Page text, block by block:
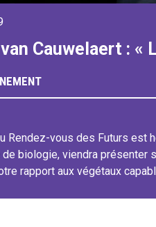
Cauwelaert : «
Rendez-vous des Futurs est
biologie, viendra présenter
rapport aux végétaux